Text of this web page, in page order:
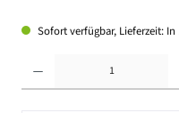
Sofort verfügbar, Lieferzeit: In